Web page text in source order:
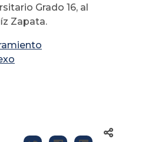
Grado 16, al
Zapata.